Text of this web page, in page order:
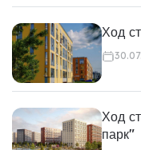
Ход
Ход
парк"